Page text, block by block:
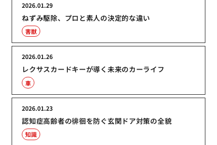
ねずみ駆除、プロと素人の決定的な違い
2026.01.29
害獣
レクサスカードキーが導く未来のカーライフ
2026.01.26
車
認知症高齢者の徘徊を防ぐ玄関ドア対策の全貌
2026.01.23
知識